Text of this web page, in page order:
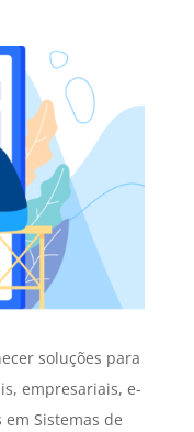
soluções para
empresariais, e-
Sistemas de